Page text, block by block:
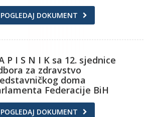
POGLEDAJ DOKUMENT
P I S N I K sa 12. sjednice
za zdravstvo
doma
Federacije BiH
POGLEDAJ DOKUMENT